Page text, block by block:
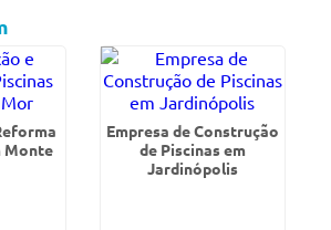
Monte
Empresa de Construção
de Piscinas em
Jardinópolis